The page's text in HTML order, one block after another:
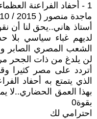
1 - أحفاد الفراعنة العظماء
ماجدة منصور ( 2015 / 10 / 9 - 07:01 )
أستاذ هاني..يحق لنا أن
لديهم غباء سياسي بلا
الشعب المصري الصابر
لن يلدغ من ذات الجحر
أتردد على مصر كثيرا
الذي يتمتع به أحفاد
بهذا العمق الحضاري..لا
بقوة0
احترامي لك